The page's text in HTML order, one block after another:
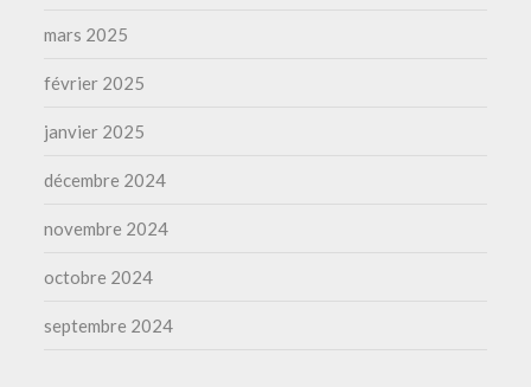
mars 2025
février 2025
janvier 2025
décembre 2024
novembre 2024
octobre 2024
septembre 2024